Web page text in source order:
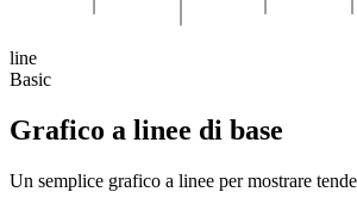
line
Basic
Grafico a linee di base
Un semplice grafico a linee per mostrare